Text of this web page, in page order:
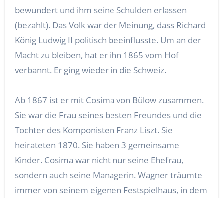
bewundert und ihm seine Schulden erlassen
(bezahlt). Das Volk war der Meinung, dass Richard
König Ludwig II politisch beeinflusste. Um an der
Macht zu bleiben, hat er ihn 1865 vom Hof
verbannt. Er ging wieder in die Schweiz.
Ab 1867 ist er mit Cosima von Bülow zusammen.
Sie war die Frau seines besten Freundes und die
Tochter des Komponisten Franz Liszt. Sie
heirateten 1870. Sie haben 3 gemeinsame
Kinder. Cosima war nicht nur seine Ehefrau,
sondern auch seine Managerin. Wagner träumte
immer von seinem eigenen Festspielhaus, in dem